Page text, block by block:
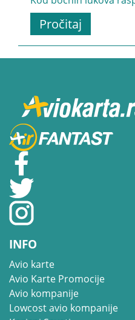
Pročitaj
INFO
Avio karte
Avio Karte Promocije
Avio kompanije
Lowcost avio kompanije